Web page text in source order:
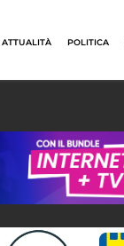
ATTUALITÀ POLITICA